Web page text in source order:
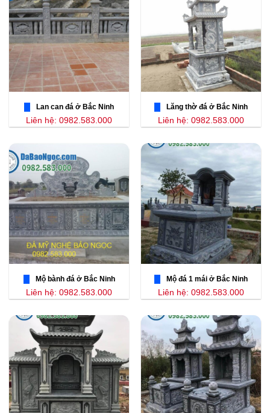
Lan can đá ở Bắc Ninh
Liên hệ: 0982.583.000
Lăng thờ đá ở Bắc Ninh
Liên hệ: 0982.583.000
Mộ bành đá ở Bắc Ninh
Liên hệ: 0982.583.000
Mộ đá 1 mái ở Bắc Ninh
Liên hệ: 0982.583.000